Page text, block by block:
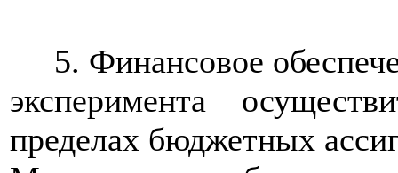
5. Финансовое
эксперимента
пределах бюджетных